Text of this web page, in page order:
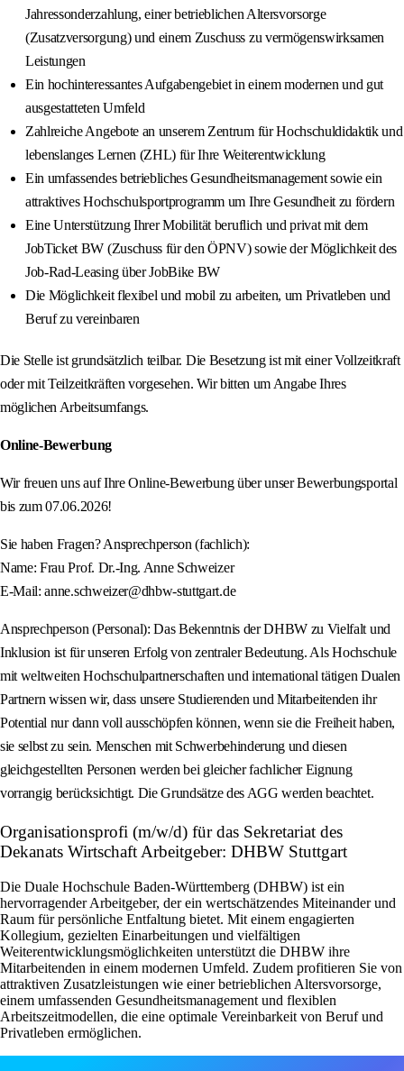
Jahressonderzahlung, einer betrieblichen Altersvorsorge
(Zusatzversorgung) und einem Zuschuss zu vermögenswirksamen
Leistungen
Ein hochinteressantes Aufgabengebiet in einem modernen und gut
ausgestatteten Umfeld
Zahlreiche Angebote an unserem Zentrum für Hochschuldidaktik und
lebenslanges Lernen (ZHL) für Ihre Weiterentwicklung
Ein umfassendes betriebliches Gesundheitsmanagement sowie ein
attraktives Hochschulsportprogramm um Ihre Gesundheit zu fördern
Eine Unterstützung Ihrer Mobilität beruflich und privat mit dem
JobTicket BW (Zuschuss für den ÖPNV) sowie der Möglichkeit des
Job-Rad-Leasing über JobBike BW
Die Möglichkeit flexibel und mobil zu arbeiten, um Privatleben und
Beruf zu vereinbaren
Die Stelle ist grundsätzlich teilbar. Die Besetzung ist mit einer Vollzeitkraft
oder mit Teilzeitkräften vorgesehen. Wir bitten um Angabe Ihres
möglichen Arbeitsumfangs.
Online-Bewerbung
Wir freuen uns auf Ihre Online-Bewerbung über unser Bewerbungsportal
bis zum 07.06.2026!
Sie haben Fragen? Ansprechperson (fachlich):
Name: Frau Prof. Dr.-Ing. Anne Schweizer
E-Mail: anne.schweizer@dhbw-stuttgart.de
Ansprechperson (Personal): Das Bekenntnis der DHBW zu Vielfalt und
Inklusion ist für unseren Erfolg von zentraler Bedeutung. Als Hochschule
mit weltweiten Hochschulpartnerschaften und international tätigen Dualen
Partnern wissen wir, dass unsere Studierenden und Mitarbeitenden ihr
Potential nur dann voll ausschöpfen können, wenn sie die Freiheit haben,
sie selbst zu sein. Menschen mit Schwerbehinderung und diesen
gleichgestellten Personen werden bei gleicher fachlicher Eignung
vorrangig berücksichtigt. Die Grundsätze des AGG werden beachtet.
Organisationsprofi (m/w/d) für das Sekretariat des
Dekanats Wirtschaft Arbeitgeber: DHBW Stuttgart
Die Duale Hochschule Baden-Württemberg (DHBW) ist ein
hervorragender Arbeitgeber, der ein wertschätzendes Miteinander und
Raum für persönliche Entfaltung bietet. Mit einem engagierten
Kollegium, gezielten Einarbeitungen und vielfältigen
Weiterentwicklungsmöglichkeiten unterstützt die DHBW ihre
Mitarbeitenden in einem modernen Umfeld. Zudem profitieren Sie von
attraktiven Zusatzleistungen wie einer betrieblichen Altersvorsorge,
einem umfassenden Gesundheitsmanagement und flexiblen
Arbeitszeitmodellen, die eine optimale Vereinbarkeit von Beruf und
Privatleben ermöglichen.